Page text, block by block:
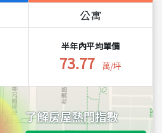
公寓
半年內平均單價
73.77 萬/坪